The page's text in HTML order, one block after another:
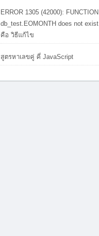
ERROR 1305 (42000): FUNCTION
db_test.EOMONTH does not exist
คือ วิธีแก้ไข
สูตรหาเลขคู่ คี่ JavaScript